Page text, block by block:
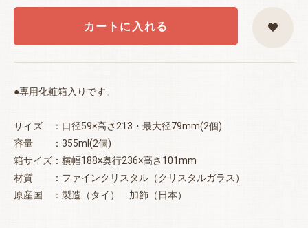
カートに入れる
●専用化粧箱入りです。
サイズ ：口径59×高さ213・最大径79mm(2個)
容量 ：355ml(2個)
箱サイズ：横幅188×奥行236×高さ101mm
材質 ：ファインクリスタル（クリスタルガラス）
原産国 ：製造（タイ） 加飾（日本）